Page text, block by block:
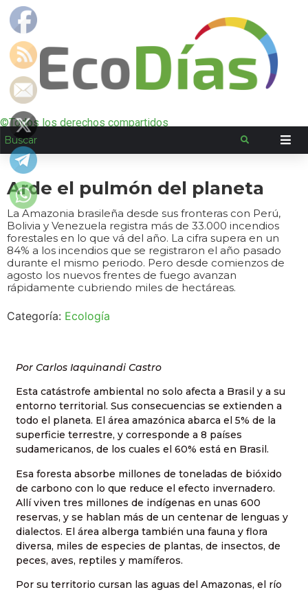
©Todos los derechos compartidos
Arde el pulmón del planeta
La Amazonia brasileña desde sus fronteras con Perú,
Bolivia y Venezuela registra más de 33.000 incendios
forestales en lo que vá del año. La cifra supera en un
84% a los incendios que se registraron el año pasado
durante el mismo periodo. Pero desde comienzos de
agosto los nuevos frentes de fuego avanzan
rápidamente cubriendo miles de hectáreas.
Categoría: Ecología
Por Carlos Iaquinandi Castro
Esta catástrofe ambiental no solo afecta a Brasil y a su
entorno territorial. Sus consecuencias se extienden a
todo el planeta. El área amazónica abarca el 5% de la
superficie terrestre, y corresponde a 8 países
sudamericanos, de los cuales el 60% está en Brasil.
Esa foresta absorbe millones de toneladas de bióxido
de carbono con lo que reduce el efecto invernadero.
Allí viven tres millones de indígenas en unas 600
reservas, y se hablan más de un centenar de lenguas y
dialectos. El área alberga también una fauna y flora
diversa, miles de especies de plantas, de insectos, de
peces, aves, reptiles y mamíferos.
Por su territorio cursan las aguas del Amazonas, el río